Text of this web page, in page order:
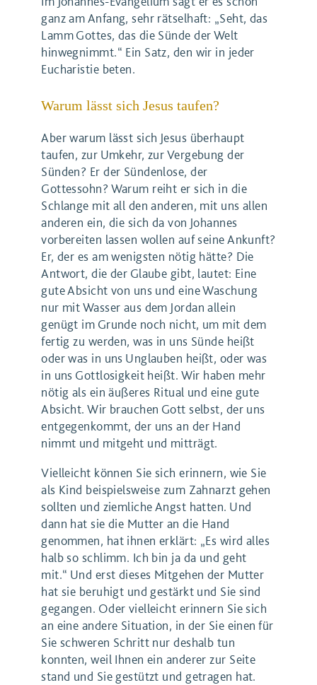
ganz am Anfang, sehr rätselhaft: „Seht, das
Lamm Gottes, das die Sünde der Welt
hinwegnimmt.“ Ein Satz, den wir in jeder
Eucharistie beten.
Warum lässt sich Jesus taufen?
Aber warum lässt sich Jesus überhaupt
taufen, zur Umkehr, zur Vergebung der
Sünden? Er der Sündenlose, der
Gottessohn? Warum reiht er sich in die
Schlange mit all den anderen, mit uns allen
anderen ein, die sich da von Johannes
vorbereiten lassen wollen auf seine Ankunft?
Er, der es am wenigsten nötig hätte? Die
Antwort, die der Glaube gibt, lautet: Eine
gute Absicht von uns und eine Waschung
nur mit Wasser aus dem Jordan allein
genügt im Grunde noch nicht, um mit dem
fertig zu werden, was in uns Sünde heißt
oder was in uns Unglauben heißt, oder was
in uns Gottlosigkeit heißt. Wir haben mehr
nötig als ein äußeres Ritual und eine gute
Absicht. Wir brauchen Gott selbst, der uns
entgegenkommt, der uns an der Hand
nimmt und mitgeht und mitträgt.
Vielleicht können Sie sich erinnern, wie Sie
als Kind beispielsweise zum Zahnarzt gehen
sollten und ziemliche Angst hatten. Und
dann hat sie die Mutter an die Hand
genommen, hat ihnen erklärt: „Es wird alles
halb so schlimm. Ich bin ja da und geht
mit.“ Und erst dieses Mitgehen der Mutter
hat sie beruhigt und gestärkt und Sie sind
gegangen. Oder vielleicht erinnern Sie sich
an eine andere Situation, in der Sie einen für
Sie schweren Schritt nur deshalb tun
konnten, weil Ihnen ein anderer zur Seite
stand und Sie gestützt und getragen hat.